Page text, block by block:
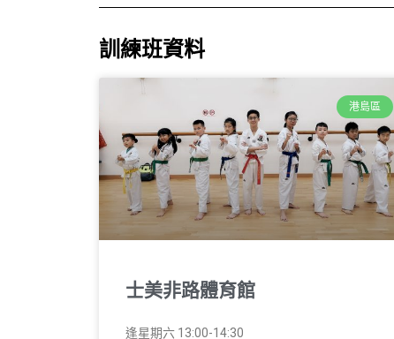
訓練班資料
港島區
士美非路體育館
逢星期六 13:00-14:30